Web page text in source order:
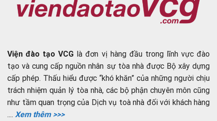
Viện đào tạo VCG là đơn vị hàng đầu trong lĩnh vực đào
tạo và cung cấp nguồn nhân sự tòa nhà được Bộ xây dựng
cấp phép. Thấu hiểu được “khó khăn” của những người chịu
trách nhiệm quản lý tòa nhà, các bộ phận chuyên môn cũng
như tầm quan trọng của Dịch vụ toà nhà đối với khách hàng
.... Xem thêm >>>